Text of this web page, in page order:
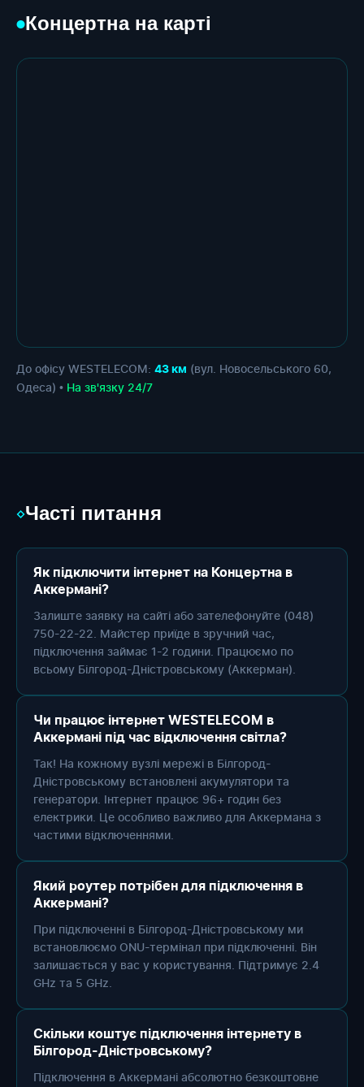
●Концертна на карті
До офісу WESTELECOM: 43 км (вул. Новосельського 60,
Одеса) • На зв'язку 24/7
◇Часті питання
Як підключити інтернет на Концертна в
Аккермані?
Залиште заявку на сайті або зателефонуйте (048)
750-22-22. Майстер приїде в зручний час,
підключення займає 1-2 години. Працюємо по
всьому Білгород-Дністровському (Аккерман).
Чи працює інтернет WESTELECOM в
Аккермані під час відключення світла?
Так! На кожному вузлі мережі в Білгород-
Дністровському встановлені акумулятори та
генератори. Інтернет працює 96+ годин без
електрики. Це особливо важливо для Аккермана з
частими відключеннями.
Який роутер потрібен для підключення в
Аккермані?
При підключенні в Білгород-Дністровському ми
встановлюємо ONU-термінал при підключенні. Він
залишається у вас у користування. Підтримує 2.4
GHz та 5 GHz.
Скільки коштує підключення інтернету в
Білгород-Дністровському?
Підключення в Аккермані абсолютно безкоштовне